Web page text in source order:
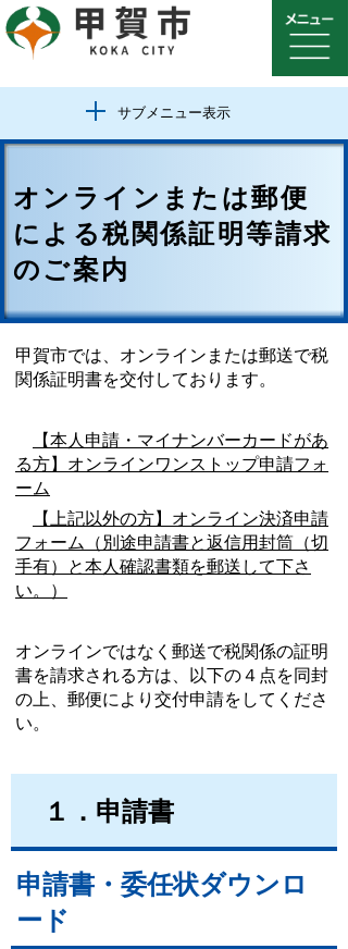
サブメニュー表示
オンラインまたは郵便
による税関係証明等請求
のご案内
甲賀市では、オンラインまたは郵送で税
関係証明書を交付しております。
【本人申請・マイナンバーカードがあ
る方】オンラインワンストップ申請フォ
ーム
【上記以外の方】オンライン決済申請
フォーム（別途申請書と返信用封筒（切
手有）と本人確認書類を郵送して下さ
い。）
オンラインではなく郵送で税関係の証明
書を請求される方は、以下の４点を同封
の上、郵便により交付申請をしてくださ
い。
１．申請書
申請書・委任状ダウンロ
ード